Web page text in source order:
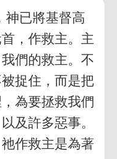
神已將基督高
，作救主。主
們的救主。不
捉住，而是把
為要拯救我們
及許多惡事。
作救主是為著